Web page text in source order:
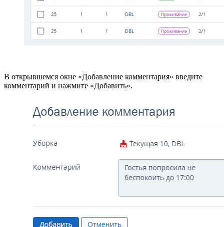
В открывшемся окне «Добавление комментария» введите
комментарий и нажмите «Добавить».